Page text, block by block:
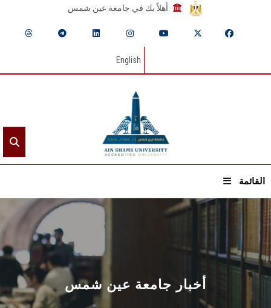
أهلاً بك في جامعة عين شمس
English
القائمة
الرئيسيـة
عن الجامعة
القطاعـات أخبار جامعة عين شمس